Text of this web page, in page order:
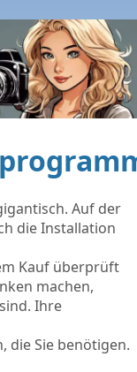
Auf der
die Installation
Kauf überprüft
machen,
Ihre
die Sie benötigen.